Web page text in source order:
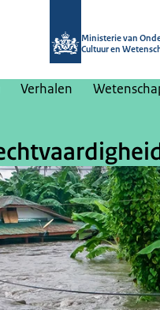
Ministerie van
Cultuur en
Verhalen